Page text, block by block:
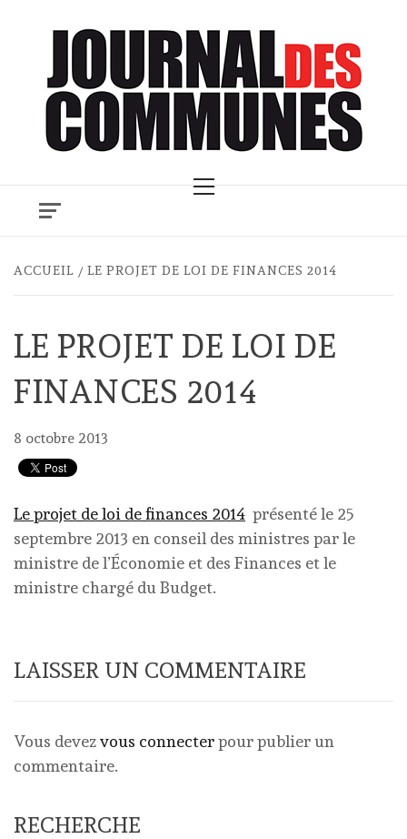
Menu
ACCUEIL LE PROJET DE LOI DE FINANCES 2014
LE PROJET DE LOI DE
FINANCES 2014
8 octobre 2013
Le projet de loi de finances 2014 présenté le 25
septembre 2013 en conseil des ministres par le
ministre de l’Économie et des Finances et le
ministre chargé du Budget.
LAISSER UN COMMENTAIRE
Vous devezvous connecterpour publier un
commentaire.
RECHERCHE